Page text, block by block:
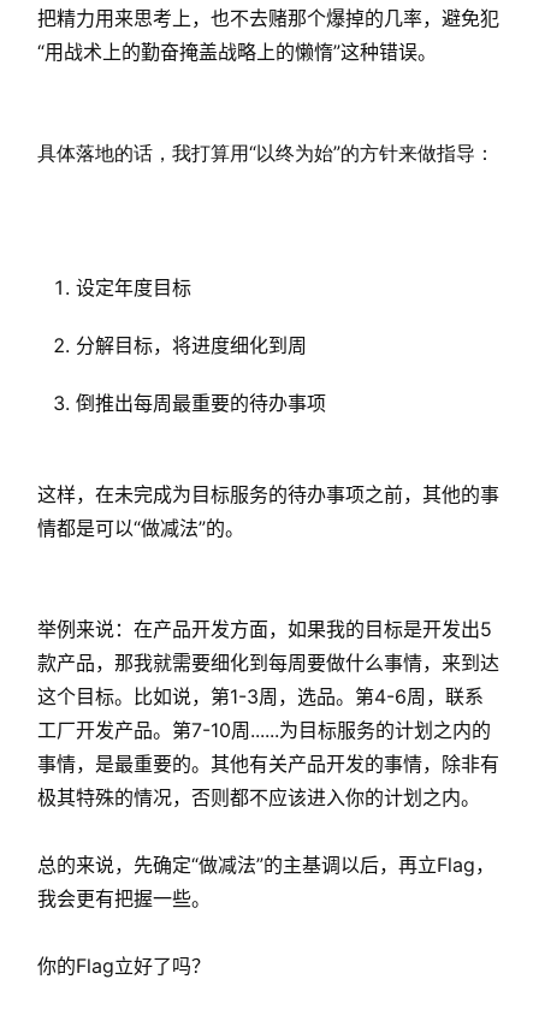
页
把精力用来思考上，也不去赌那个爆掉的几率，避免犯
“用战术上的勤奋掩盖战略上的懒惰”这种错误。
具体落地的话，我打算用“以终为始”的方针来做指导：
设定年度目标
分解目标，将进度细化到周
倒推出每周最重要的待办事项
这样，在未完成为目标服务的待办事项之前，其他的事
情都是可以“做减法”的。
举例来说：在产品开发方面，如果我的目标是开发出5
款产品，那我就需要细化到每周要做什么事情，来到达
这个目标。比如说，第1-3周，选品。第4-6周，联系
工厂开发产品。第7-10周......为目标服务的计划之内的
事情，是最重要的。其他有关产品开发的事情，除非有
极其特殊的情况，否则都不应该进入你的计划之内。
总的来说，先确定“做减法”的主基调以后，再立Flag，
我会更有把握一些。
你的Flag立好了吗？